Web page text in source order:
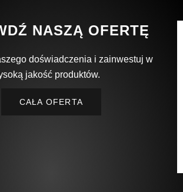
NASZĄ OFERTĘ
doświadczenia i zainwestuj w
jakość produktów.
CAŁA OFERTA